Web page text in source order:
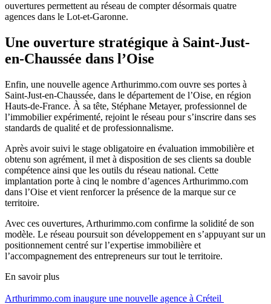
ouvertures permettent au réseau de compter désormais quatre
agences dans le Lot-et-Garonne.
Une ouverture stratégique à Saint-Just-
en-Chaussée dans l’Oise
Enfin, une nouvelle agence Arthurimmo.com ouvre ses portes à
Saint-Just-en-Chaussée, dans le département de l’Oise, en région
Hauts-de-France. À sa tête, Stéphane Metayer, professionnel de
l’immobilier expérimenté, rejoint le réseau pour s’inscrire dans ses
standards de qualité et de professionnalisme.
Après avoir suivi le stage obligatoire en évaluation immobilière et
obtenu son agrément, il met à disposition de ses clients sa double
compétence ainsi que les outils du réseau national. Cette
implantation porte à cinq le nombre d’agences Arthurimmo.com
dans l’Oise et vient renforcer la présence de la marque sur ce
territoire.
Avec ces ouvertures, Arthurimmo.com confirme la solidité de son
modèle. Le réseau poursuit son développement en s’appuyant sur un
positionnement centré sur l’expertise immobilière et
l’accompagnement des entrepreneurs sur tout le territoire.
En savoir plus
Arthurimmo.com inaugure une nouvelle agence à Créteil